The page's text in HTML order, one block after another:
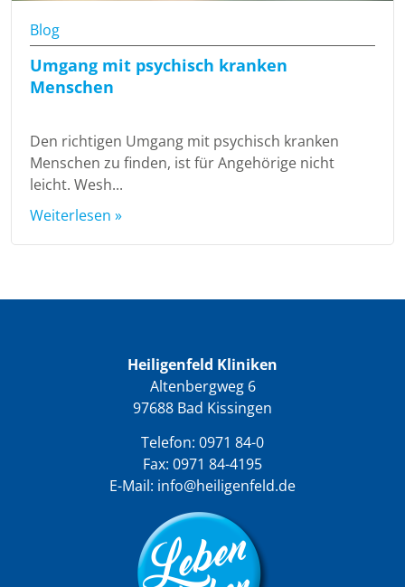
Blog
Umgang mit psychisch kranken
Menschen
Den richtigen Umgang mit psychisch kranken
Menschen zu finden, ist für Angehörige nicht
leicht. Wesh...
Weiterlesen »
Heiligenfeld Kliniken
Altenbergweg 6
97688 Bad Kissingen
Telefon: 0971 84-0
Fax: 0971 84-4195
E-Mail: info@heiligenfeld.de